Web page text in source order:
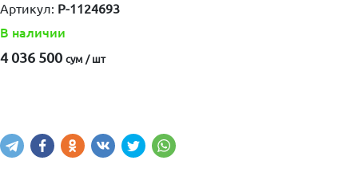
Артикул: P-1124693
В наличии
4 036 500 сум / шт